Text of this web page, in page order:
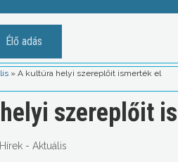
Élő adás
» A kultúra helyi szereplőit ismerték el
szereplőit
Hírek - Aktuális